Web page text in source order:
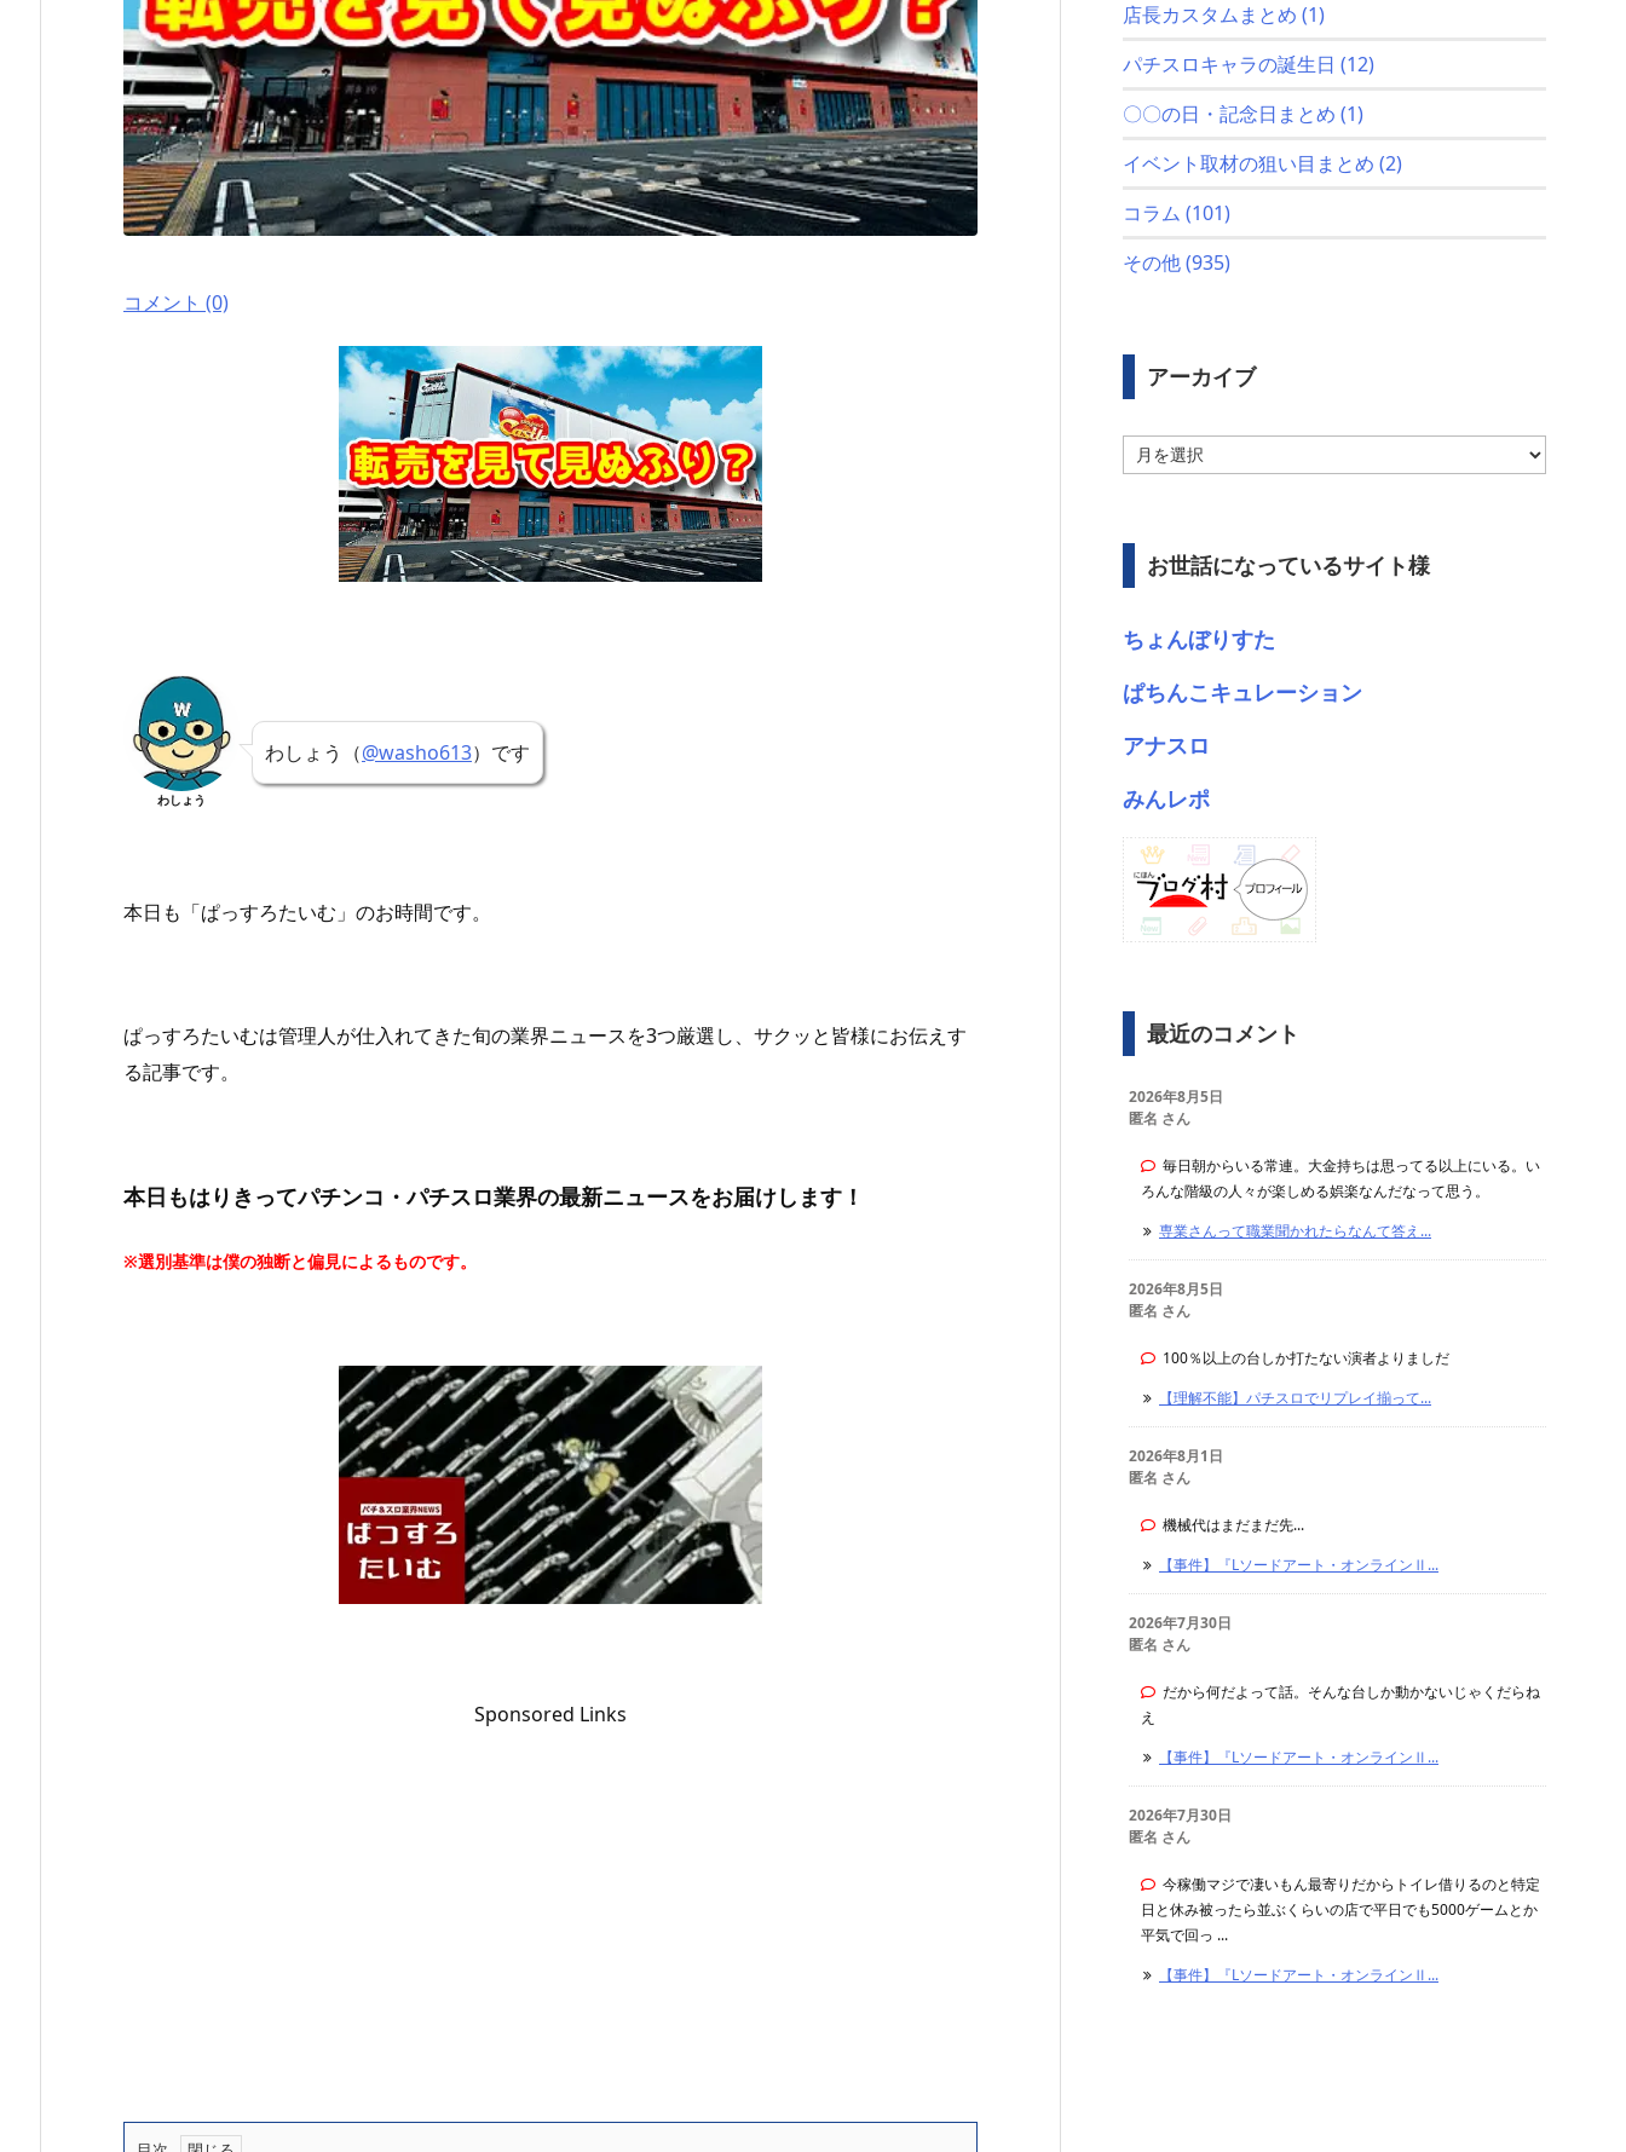
コメント (0)
わしょう
わしょう（@washo613）です
本日も「ぱっすろたいむ」 のお時間です。
ぱっすろたいむは管理人が仕入れてきた旬の業界ニュースを3つ厳選し、サクッと皆様にお伝えす
る記事です。
本日もはりきってパチンコ・パチスロ業界の最新ニュースをお届けします！
※選別基準は僕の独断と偏見によるものです。
Sponsored Links
店長カスタムまとめ (1)
パチスロキャラの誕生日 (12)
〇〇の日・記念日まとめ (1)
イベント取材の狙い目まとめ (2)
コラム (101)
その他(935)
アーカイブ
ー
ブ
お世話になっているサイト様
ちょんぼりすた
ぱちんこキュレーション
アナスロ
みんレポ
最近のコメント
2026年8月5日
匿名 さん
毎日朝からいる常連。大金持ちは思ってる以上にいる。い
ろんな階級の人々が楽しめる娯楽なんだなって思う。
専業さんって職業聞かれたらなんて答え...
2026年8月5日
匿名 さん
100％以上の台しか打たない演者よりましだ
【理解不能】パチスロでリプレイ揃って...
2026年8月1日
匿名 さん
機械代はまだまだ先...
【事件】『Lソードアート・オンラインⅡ...
2026年7月30日
匿名 さん
だから何だよって話。そんな台しか動かないじゃくだらね
え
【事件】『Lソードアート・オンラインⅡ...
2026年7月30日
匿名 さん
今稼働マジで凄いもん最寄りだからトイレ借りるのと特定
日と休み被ったら並ぶくらいの店で平日でも5000ゲームとか
平気で回っ ...
【事件】『Lソードアート・オンラインⅡ...